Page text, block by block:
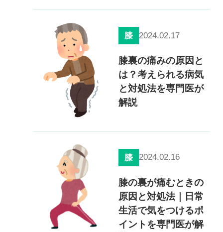
0120-117-560
※上記電話番号をタップで電話が繋がります
電話受付時間：月〜金／9:00〜16:30（土日祝休）
膝 2024.02.17
膝裏の痛みの原因と
は？考えられる病気
と対処法を専門医が
解説
膝 2024.02.16
膝の裏が痛むときの
原因と対処法｜日常
生活で気をつけるポ
イントを専門医が解